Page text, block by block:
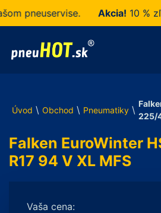
pneuservise. Akcia!10 %
Úvod \ Obchod \ Pneumatiky \
225/
Falken EuroWinter
R17 94 V XL MFS
Vaša cena: